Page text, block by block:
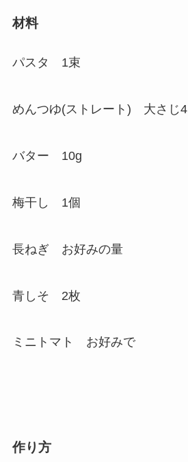
材料
パスタ 1束
めんつゆ(ストレート) 大さじ4
バター 10g
梅干し 1個
長ねぎ お好みの量
青しそ 2枚
ミニトマト お好みで
作り方